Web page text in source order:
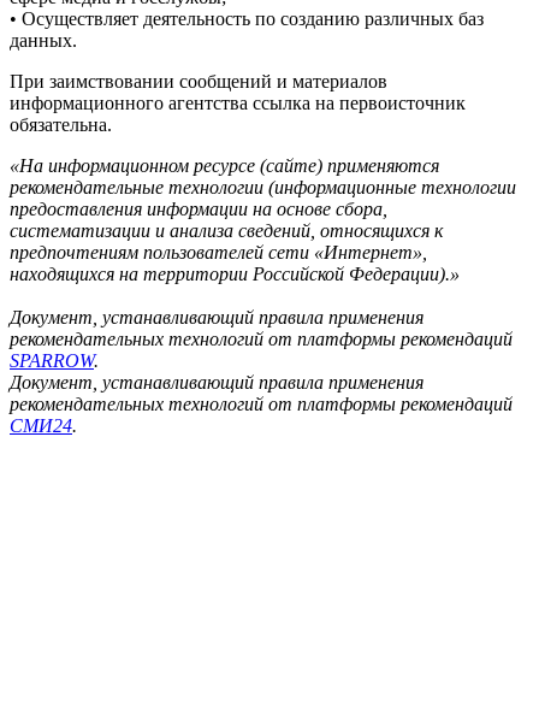
• Осуществляет деятельность по созданию различных баз
данных.
При заимствовании сообщений и материалов
информационного агентства ссылка на первоисточник
обязательна.
«На информационном ресурсе (сайте) применяются
рекомендательные технологии (информационные технологии
предоставления информации на основе сбора,
систематизации и анализа сведений, относящихся к
предпочтениям пользователей сети «Интернет»,
находящихся на территории Российской Федерации).»
Документ, устанавливающий правила применения
рекомендательных технологий от платформы рекомендаций
SPARROW.
Документ, устанавливающий правила применения
рекомендательных технологий от платформы рекомендаций
СМИ24.